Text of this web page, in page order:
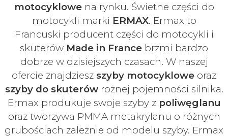
motocyklowena rynku. Świetne części do
motocykli marki ERMAX. Ermax to
Francuski producent części do motocykli i
skuterów Made in France brzmi bardzo
dobrze w dzisiejszych czasach. W naszej
ofercie znajdziesz szyby motocyklowe oraz
szyby do skuterówrożnej pojemności silnika.
Ermax produkuje swoje szyby z poliwęglanu
oraz tworzywa PMMA metakrylanu o różnych
grubościach zależnie od modelu szyby. Ermax